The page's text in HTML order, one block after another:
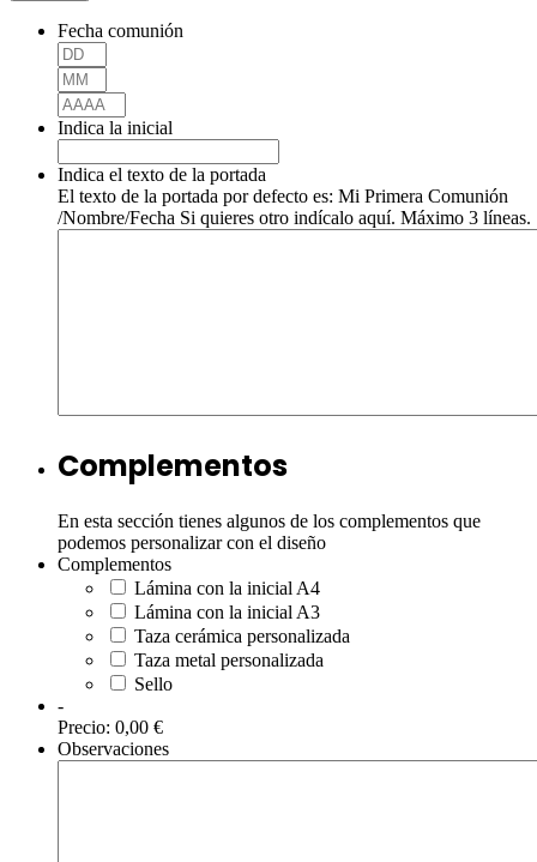
Fecha comunión
Indica la inicial
Indica el texto de la portada
El texto de la portada por defecto es: Mi Primera Comunión
/Nombre/Fecha Si quieres otro indícalo aquí. Máximo 3 líneas.
Complementos
En esta sección tienes algunos de los complementos que
podemos personalizar con el diseño
Complementos
Lámina con la inicial A4
Lámina con la inicial A3
Taza cerámica personalizada
Taza metal personalizada
Sello
-
Precio: 0,00 €
Observaciones